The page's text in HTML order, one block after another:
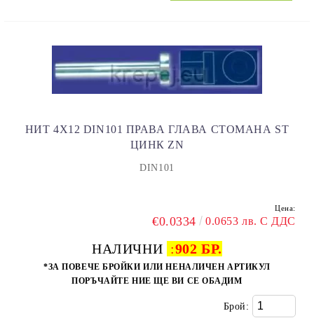
НИТ 4X12 DIN101 ПРАВА ГЛАВА СТОМАНА ST
ЦИНК ZN
DIN101
Цена:
€0.0334 0.0653 лв. С ДДС
НАЛИЧНИ :902 БР.
*ЗА ПОВЕЧЕ БРОЙКИ ИЛИ НЕНАЛИЧЕН АРТИКУЛ
ПОРЪЧАЙТЕ НИЕ ЩЕ ВИ СЕ ОБАДИМ
Брой: